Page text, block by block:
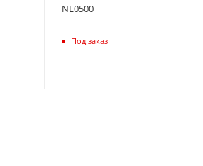
NL0500
Под заказ